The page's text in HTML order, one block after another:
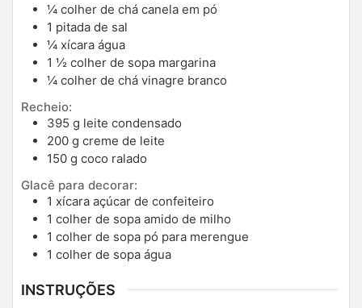
¼ colher de chá canela em pó
1 pitada de sal
¼ xícara água
1 ½ colher de sopa margarina
¼ colher de chá vinagre branco
Recheio:
395 g leite condensado
200 g creme de leite
150 g coco ralado
Glacê para decorar:
1 xícara açúcar de confeiteiro
1 colher de sopa amido de milho
1 colher de sopa pó para merengue
1 colher de sopa água
INSTRUÇÕES